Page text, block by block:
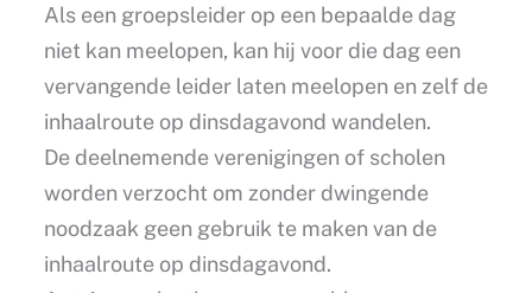
Als een groepsleider op een bepaalde dag
niet kan meelopen, kan hij voor die dag een
vervangende leider laten meelopen en zelf de
inhaalroute op dinsdagavond wandelen.
De deelnemende verenigingen of scholen
worden verzocht om zonder dwingende
noodzaak geen gebruik te maken van de
inhaalroute op dinsdagavond.